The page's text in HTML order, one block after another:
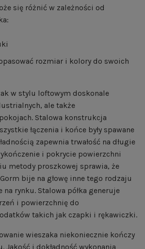
się różnić w zależności od
rozmiar i kolory do swoich
w stylu loftowym doskonale
ale także
Stalowa konstrukcja
łączenia i końce były spawane
zapewnia trwałość na długie
i pokrycie powierzchni
metody proszkowej sprawia, że
bije na głowę inne tego rodzaju
rynku. Stalowa półka generuje
i powierzchnię do
takich jak czapki i rękawiczki.
wieszaka niekoniecznie kończy
Jakość i dokładność wykonania